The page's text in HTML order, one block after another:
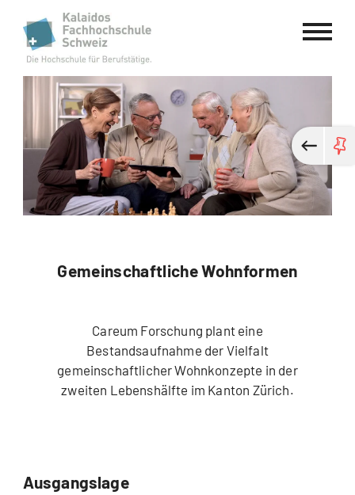
Kalaidos Fachhochschule Schweiz
Gemeinschaftliche Wohnformen
Careum Forschung plant eine
Bestandsaufnahme der Vielfalt
gemeinschaftlicher Wohnkonzepte in der
zweiten Lebenshälfte im Kanton Zürich.
Ausgangslage